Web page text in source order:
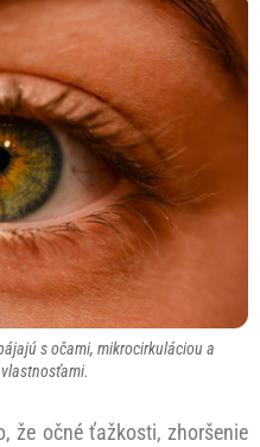
s očami, mikrocirkuláciou a
že očné ťažkosti, zhoršenie